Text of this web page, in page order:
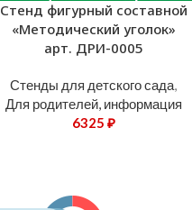
Стенд фигурный составной
«Методический уголок»
арт. ДРИ-0005
Стенды для детского сада,
Для родителей, информация
6325 ₽